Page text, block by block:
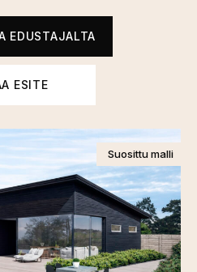
EDUSTAJALTA
ESITE
Suosittu malli